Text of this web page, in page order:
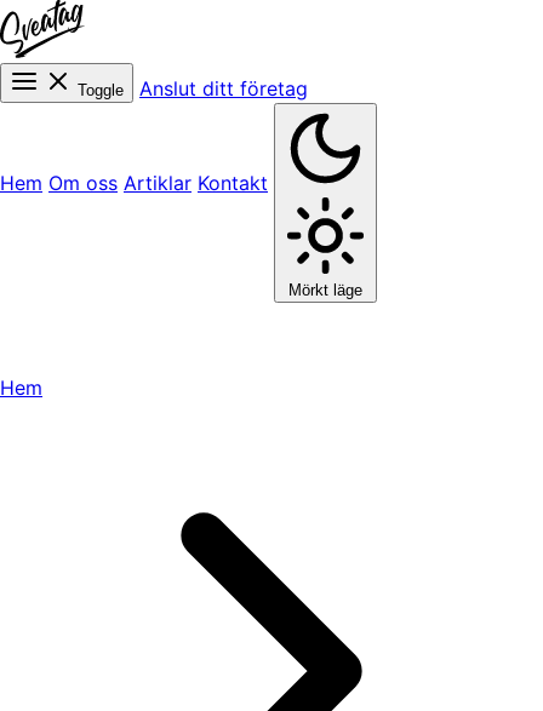
Toggle Anslut ditt företag
Hem Om oss Artiklar Kontakt
Mörkt läge
Hem